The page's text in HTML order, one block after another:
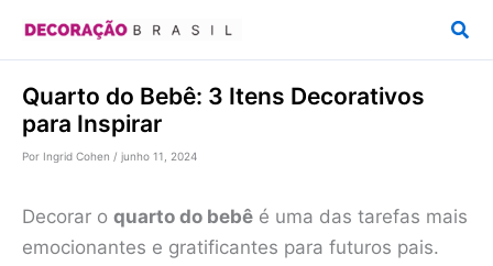
conteúdo
Quarto do Bebê: 3 Itens Decorativos
para Inspirar
Por Ingrid Cohen / junho 11, 2024
Decorar o quarto do bebê é uma das tarefas mais
emocionantes e gratificantes para futuros pais.